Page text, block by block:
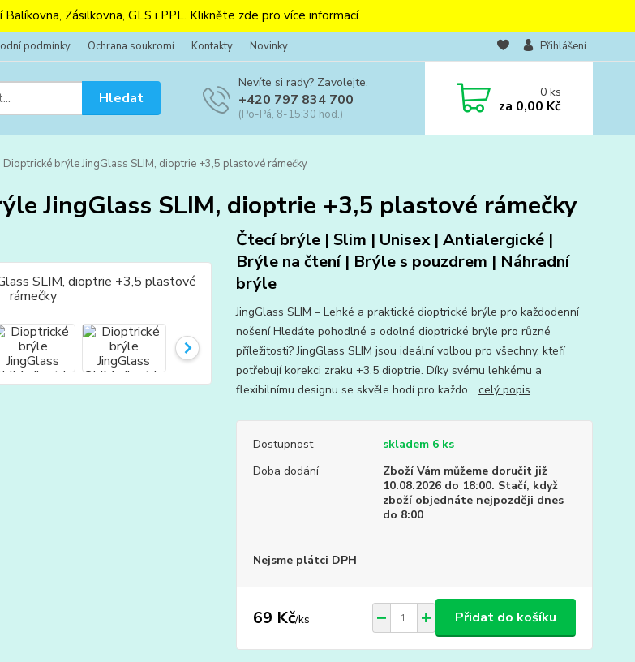
Zásilkovna, GLS i PPL. Klikněte zde pro více informací.
podmínky Ochrana soukromí Kontakty Novinky Přihlášení
Hledat
Nevíte si rady? Zavolejte.
+420 797 834 700
(Po-Pá, 8-15:30 hod.)
0ks
za 0,00 Kč
Dioptrické brýle JingGlass SLIM, dioptrie +3,5 plastové rámečky
JingGlass SLIM, dioptrie +3,5 plastové rámečky
Čtecí brýle | Slim | Unisex | Antialergické |
Brýle na čtení | Brýle s pouzdrem | Náhradní
brýle
JingGlass SLIM – Lehké a praktické dioptrické brýle pro každodenní
nošení Hledáte pohodlné a odolné dioptrické brýle pro různé
příležitosti? JingGlass SLIM jsou ideální volbou pro všechny, kteří
potřebují korekci zraku +3,5 dioptrie. Díky svému lehkému a
flexibilnímu designu se skvěle hodí pro každo... celý popis
Dostupnost
skladem 6 ks
Doba dodání
Zboží Vám můžeme doručit již
10.08.2026 do 18:00. Stačí, když
zboží objednáte nejpozději dnes
do 8:00
Nejsme plátci DPH
69 Kč/ks Přidat do košíku